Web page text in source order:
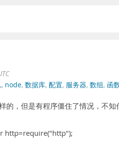
, node, 数据库, 配置, 服务器, 数组, 函
的，但是有程序僵住了情况，不知
http=require("http");